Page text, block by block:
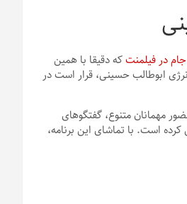
در فیلمنتکه دقیقا با همین
پرانرژی ابوطالب حسینی، قرار است در
مهمانان متنوع، گفتگوهای
است. با تماشای این برنامه،